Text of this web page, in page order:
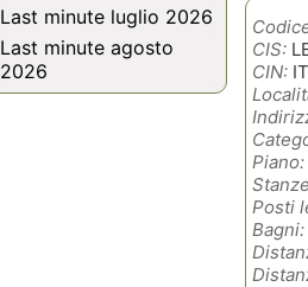
Last minute luglio 2026
Last minute agosto
2026
CIS:
CIN:
Piano:
Posti
Bagni: